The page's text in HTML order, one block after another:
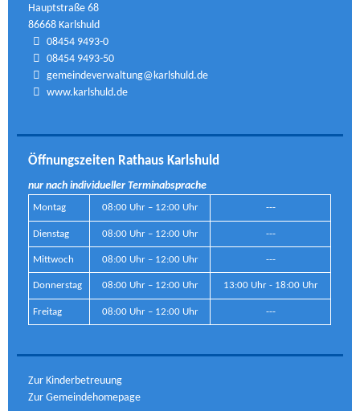
Hauptstraße 68
86668 Karlshuld
08454 9493-0
08454 9493-50
gemeindeverwaltung@karlshuld.de
www.karlshuld.de
Öffnungszeiten Rathaus Karlshuld
nur nach individueller Terminabsprache
Montag 08:00 Uhr – 12:00 Uhr ---
Dienstag 08:00 Uhr – 12:00 Uhr ---
Mittwoch 08:00 Uhr – 12:00 Uhr ---
Donnerstag 08:00 Uhr – 12:00 Uhr 13:00 Uhr - 18:00 Uhr
Freitag 08:00 Uhr – 12:00 Uhr ---
Zur Kinderbetreuung
Zur Gemeindehomepage